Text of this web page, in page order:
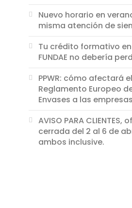
Nuevo horario en
misma atención de
Tu crédito formativo en
FUNDAE no debería
PPWR: cómo afectará
Reglamento Europeo
Envases a las
AVISO PARA CLIENTES,
cerrada del 2 al 6 de
ambos inclusive.